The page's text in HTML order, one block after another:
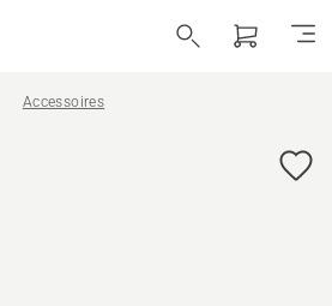
Accessoires